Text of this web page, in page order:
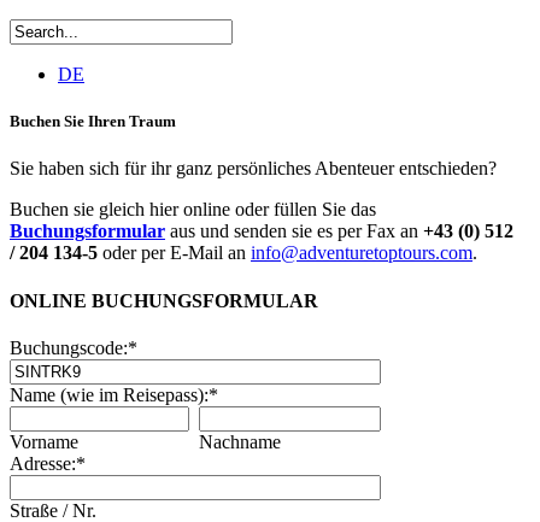
DE
Buchen Sie Ihren Traum
Sie haben sich für ihr ganz persönliches Abenteuer entschieden?
Buchen sie gleich hier online oder füllen Sie das
Buchungsformular aus und senden sie es per Fax an +43 (0) 512
/ 204 134-5 oder per E-Mail an info@adventuretoptours.com.
ONLINE BUCHUNGSFORMULAR
Buchungscode:*
Name (wie im Reisepass):*
Vorname
Nachname
Adresse:*
Straße / Nr.